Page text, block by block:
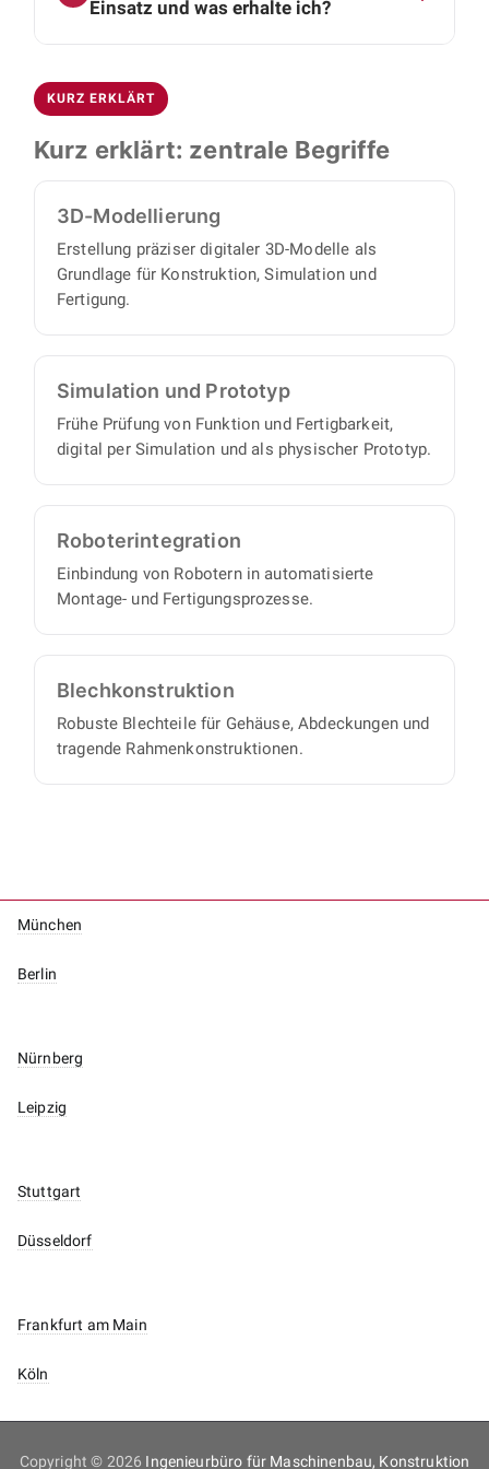
Abdeckungen.
Videokonferenz kennen und klären, ob Aufgabe
Details Ihres konkreten Projekts. Danach
übernimmt BOJKO die Umsetzung vollständig:
Einen eigenen Projektmanager brauchen Sie
nicht, denn wir arbeiten proaktiv und
vollständigen Satz an Konstruktionsunterlagen,
mit minimalem Abstimmungs- und
Aufsichtsaufwand auf Ihrer Seite.
Einsatz und was erhalte ich?
Autodesk Inventor. Sie erhalten vollständige 3D-
CAD-Daten, Baugruppen- und
Montagezeichnungen, Einzelteilzeichnungen
sowie strukturierte Stücklisten, mit denen sich
oder fertigen lassen.
KURZ ERKLÄRT
Kurz erklärt: zentrale Begriffe
3D-Modellierung
Erstellung präziser digitaler 3D-Modelle als
Grundlage für Konstruktion, Simulation und
Fertigung.
Simulation und Prototyp
Frühe Prüfung von Funktion und Fertigbarkeit,
digital per Simulation und als physischer Prototyp.
Roboter­integration
Einbindung von Robotern in automatisierte
Montage- und Fertigungsprozesse.
Blech­konstruktion
Robuste Blechteile für Gehäuse, Abdeckungen und
tragende Rahmenkonstruktionen.
München
Berlin
Nürnberg
Leipzig
Stuttgart
Düsseldorf
Frankfurt am Main
Köln
Copyright © 2026 Ingenieurbüro für Maschinenbau, Konstruktion